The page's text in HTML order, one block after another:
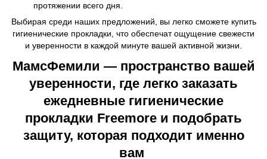
протяжении всего дня.
Выбирая среди наших предложений, вы легко сможете купить
гигиенические прокладки, что обеспечат ощущение свежести
и уверенности в каждой минуте вашей активной жизни.
МамсФемили — пространство вашей
уверенности, где легко заказать
ежедневные гигиенические
прокладки Freemore и подобрать
защиту, которая подходит именно
вам